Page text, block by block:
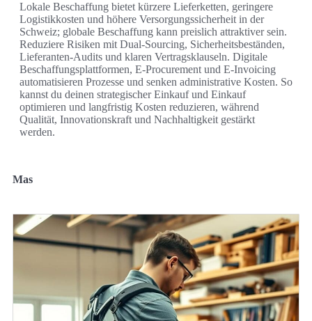
Lokale Beschaffung bietet kürzere Lieferketten, geringere
Logistikkosten und höhere Versorgungssicherheit in der
Schweiz; globale Beschaffung kann preislich attraktiver sein.
Reduziere Risiken mit Dual-Sourcing, Sicherheitsbeständen,
Lieferanten-Audits und klaren Vertragsklauseln. Digitale
Beschaffungsplattformen, E-Procurement und E-Invoicing
automatisieren Prozesse und senken administrative Kosten. So
kannst du deinen strategischer Einkauf und Einkauf
optimieren und langfristig Kosten reduzieren, während
Qualität, Innovationskraft und Nachhaltigkeit gestärkt
werden.
Mas